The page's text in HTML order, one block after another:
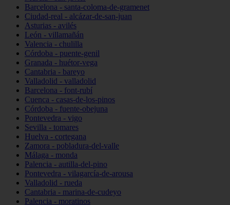
Barcelona - santa-coloma-de-gramenet
Ciudad-real - alcázar-de-san-juan
Asturias - avilés
León - villamañán
Valencia - chulilla
Córdoba - puente-genil
Granada - huétor-vega
Cantabria - bareyo
Valladolid - valladolid
Barcelona - font-rubí
Cuenca - casas-de-los-pinos
Córdoba - fuente-obejuna
Pontevedra - vigo
Sevilla - tomares
Huelva - cortegana
Zamora - pobladura-del-valle
Málaga - monda
Palencia - autilla-del-pino
Pontevedra - vilagarcía-de-arousa
Valladolid - rueda
Cantabria - marina-de-cudeyo
Palencia - moratinos